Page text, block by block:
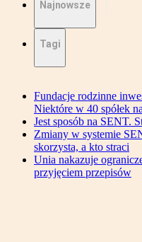
Najnowsze
Tagi
Fundacje rodzinne
Niektóre w 40 spółek
Jest sposób na SENT.
Zmiany w systemie
skorzysta, a kto straci
Unia nakazuje
przyjęciem przepisów